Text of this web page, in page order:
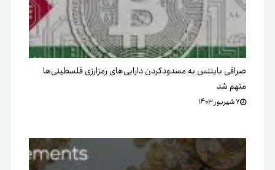
صرافی بایننس به مسدودکردن دارایی‌های رمزارزی فلسطینی‌ها
متهم شد
۷ شهریور ۱۴۰۳